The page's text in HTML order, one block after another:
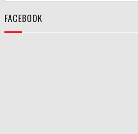
FACEBOOK